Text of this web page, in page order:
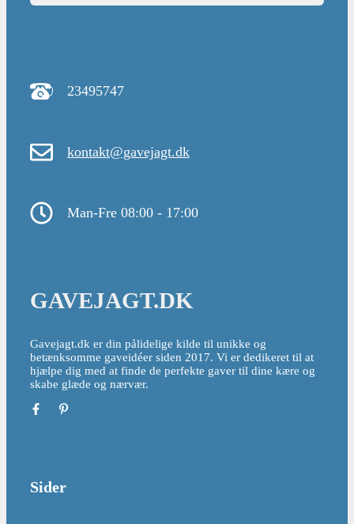
23495747
kontakt@gavejagt.dk
Man-Fre 08:00 - 17:00
GAVEJAGT.DK
Gavejagt.dk er din pålidelige kilde til unikke og
betænksomme gaveidéer siden 2017. Vi er dedikeret til at
hjælpe dig med at finde de perfekte gaver til dine kære og
skabe glæde og nærvær.
Sider